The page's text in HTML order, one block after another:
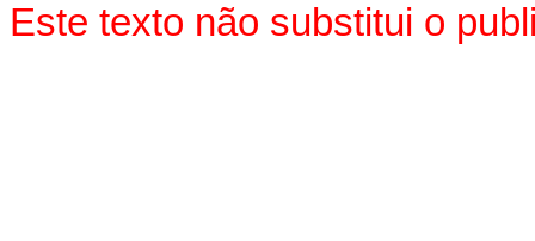
Este texto não substitui o